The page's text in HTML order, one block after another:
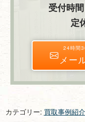
受付時
定
24時間
メー
カテゴリー: 買取事例紹介